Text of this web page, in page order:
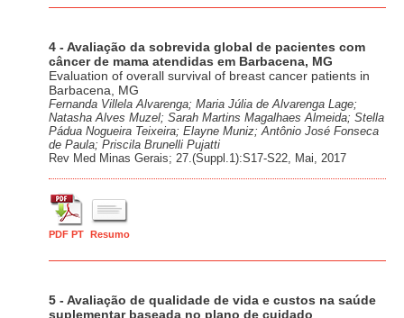
4 - Avaliação da sobrevida global de pacientes com
câncer de mama atendidas em Barbacena, MG
Evaluation of overall survival of breast cancer patients in
Barbacena, MG
Fernanda Villela Alvarenga; Maria Júlia de Alvarenga Lage;
Natasha Alves Muzel; Sarah Martins Magalhaes Almeida; Stella
Pádua Nogueira Teixeira; Elayne Muniz; Antônio José Fonseca
de Paula; Priscila Brunelli Pujatti
Rev Med Minas Gerais; 27.(Suppl.1):S17-S22, Mai, 2017
PDF PT Resumo
5 - Avaliação de qualidade de vida e custos na saúde
suplementar baseada no plano de cuidado